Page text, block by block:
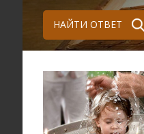
НАЙТИ ОТВЕТ